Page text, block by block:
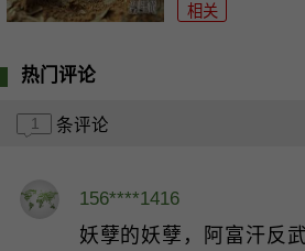
相关
热门评论
1 条评论
156****1416
妖孽的妖孽，阿富汗反